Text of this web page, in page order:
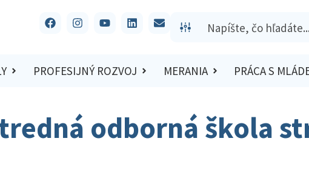
PROFESIJNÝ ROZVOJ MERANIA PRÁCA S
odborná škola